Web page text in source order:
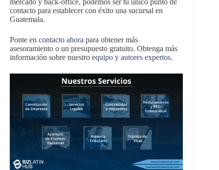
mercado y back-office, podemos ser tu único punto de
contacto para establecer con éxito una sucursal en
Guatemala.
Ponte en contacto ahora para obtener más
asesoramiento o un presupuesto gratuito. Obtenga más
información sobre nuestro equipo y autores expertos.